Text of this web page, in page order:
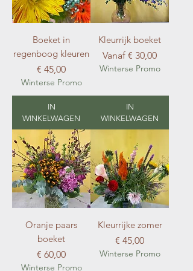
Boeket in
regenboog kleuren
Prijs
€ 45,00
Winterse Promo
IN
WINKELWAGEN
Kleurrijk boeket
Vanaf € 30,00
Verkoopprijs
Winterse Promo
IN
WINKELWAGEN
Oranje paars
boeket
Prijs
€ 60,00
Winterse Promo
Kleurrijke zomer
Prijs
€ 45,00
Winterse Promo